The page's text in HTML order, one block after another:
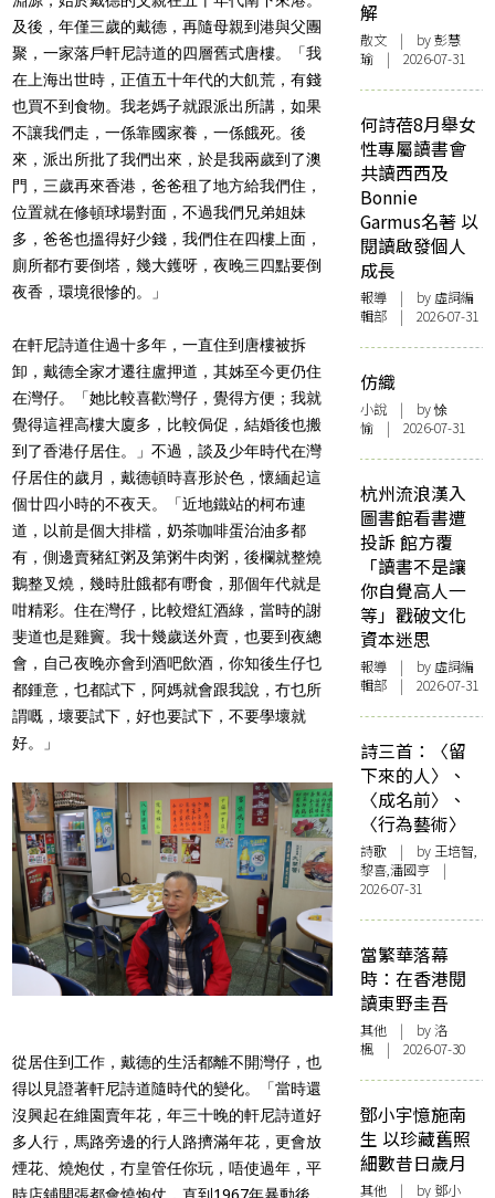
及後，年僅三歲的戴德，再隨母親到港與父團
聚，一家落戶軒尼詩道的四層舊式唐樓。「我
在上海出世時，正值五十年代的大飢荒，有錢
也買不到食物。我老媽子就跟派出所講，如果
不讓我們走，一係靠國家養，一係餓死。後
來，派出所批了我們出來，於是我兩歲到了澳
門，三歲再來香港，爸爸租了地方給我們住，
位置就在修頓球場對面，不過我們兄弟姐妹
多，爸爸也搵得好少錢，我們住在四樓上面，
廁所都冇要倒塔，幾大鑊呀，夜晚三四點要倒
夜香，環境很慘的。」
在軒尼詩道住過十多年，一直住到唐樓被拆
卸，戴德全家才遷往盧押道，其姊至今更仍住
在灣仔。「她比較喜歡灣仔，覺得方便；我就
覺得這裡高樓大廈多，比較侷促，結婚後也搬
到了香港仔居住。」不過，談及少年時代在灣
仔居住的歲月，戴德頓時喜形於色，懷緬起這
個廿四小時的不夜天。「近地鐵站的柯布連
道，以前是個大排檔，奶茶咖啡蛋治油多都
有，側邊賣豬紅粥及第粥牛肉粥，後欄就整燒
鵝整叉燒，幾時肚餓都有嘢食，那個年代就是
咁精彩。住在灣仔，比較燈紅酒綠，當時的謝
斐道也是雞竇。我十幾歲送外賣，也要到夜總
會，自己夜晚亦會到酒吧飲酒，你知後生仔乜
都鍾意，乜都試下，阿媽就會跟我說，冇乜所
謂嘅，壞要試下，好也要試下，不要學壞就
好。」
從居住到工作，戴德的生活都離不開灣仔，也
得以見證著軒尼詩道隨時代的變化。「當時還
沒興起在維園賣年花，年三十晚的軒尼詩道好
多人行，馬路旁邊的行人路擠滿年花，更會放
煙花、燒炮仗，冇皇管任你玩，唔使過年，平
時店鋪開張都會燒炮仗，直到1967年暴動後，
解
散文 | by 彭慧
瑜 | 2026-07-31
何詩蓓8月舉女
性專屬讀書會
共讀西西及
Bonnie
Garmus名著 以
閱讀啟發個人
成長
報導 | by 虛詞編
輯部 | 2026-07-31
仿織
小說 | by 悇
愉 | 2026-07-31
杭州流浪漢入
圖書館看書遭
投訴 館方覆
「讀書不是讓
你自覺高人一
等」戳破文化
資本迷思
報導 | by 虛詞編
輯部 | 2026-07-31
詩三首：〈留
下來的人〉、
〈成名前〉、
〈行為藝術〉
詩歌 | by 王培智,
黎喜,潘國亨 |
2026-07-31
當繁華落幕
時：在香港閱
讀東野圭吾
其他 | by洛
楓 | 2026-07-30
鄧小宇憶施南
生 以珍藏舊照
細數昔日歲月
其他 | by 鄧小